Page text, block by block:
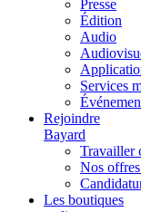
Presse
Édition
Audio
Services
Rejoindre
Bayard
Travailler
Nos
Les boutiques